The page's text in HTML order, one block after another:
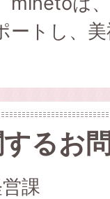
ートし、
るお
課